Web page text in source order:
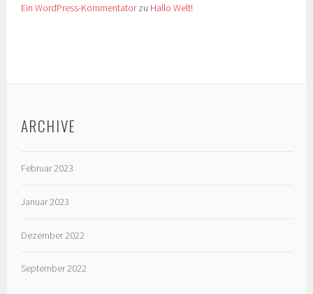
Ein WordPress-Kommentatorzu Hallo Welt!
ARCHIVE
Februar 2023
Januar 2023
Dezember 2022
September 2022